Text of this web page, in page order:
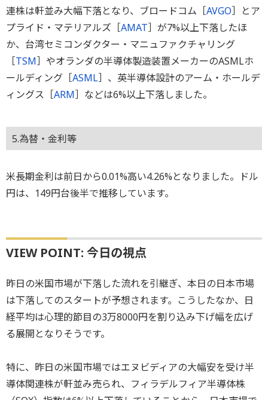
連株は軒並み大幅下落となり、ブロードコム［AVGO］とア
プライド・マテリアルズ［AMAT］が7%以上下落したほ
か、台湾セミコンダクター・マニュファクチャリング
［TSM］やオランダの半導体製造装置メーカーのASMLホ
ールディング［ASML］、英半導体設計のアーム・ホールデ
ィングス［ARM］などは6%以上下落しました。
5.為替・金利等
米長期金利は前日から0.01%高い4.26%となりました。ドル
円は、149円台後半で推移しています。
VIEW POINT: 今日の視点
昨日の米国市場が下落した流れを引継ぎ、本日の日本市場
は下落してのスタートが予想されます。こうしたなか、日
経平均は心理的節目の3万8000円を割り込み下げ幅を広げ
る展開となりそうです。
特に、昨日の米国市場ではエヌビディアの大幅安を受け半
導体関連株が軒並み売られ、フィラデルフィア半導体株